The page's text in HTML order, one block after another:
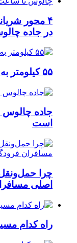
۴ محور
در جاده
۵۵ کیلومتر به راه‌های لرستان افزوده می‌شود
است
چرا
اصلی
راه کدام